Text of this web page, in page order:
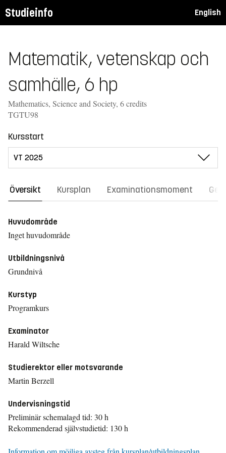
Studieinfo English
Matematik, vetenskap och
samhälle, 6 hp
Mathematics, Science and Society, 6 credits
TGTU98
Kursstart
Översikt Kursplan Examinationsmoment
Huvudområde
Inget huvudområde
Utbildningsnivå
Grundnivå
Kurstyp
Programkurs
Examinator
Harald Wiltsche
Studierektor eller motsvarande
Martin Berzell
Undervisningstid
Preliminär schemalagd tid: 30 h
Rekommenderad självstudietid: 130 h